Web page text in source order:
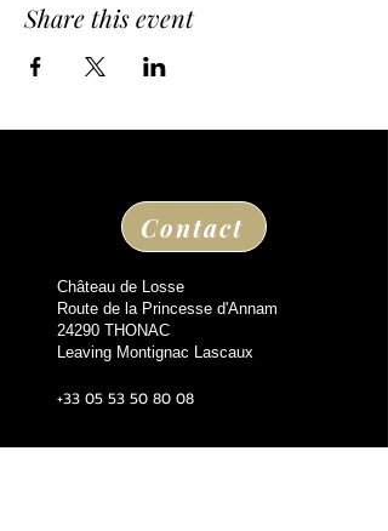
Share this event
Contact
Château de Losse
Route de la Princesse d'Annam
24290 THONAC
Leaving Montignac Lascaux
+33 05 53 50 80 08